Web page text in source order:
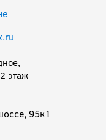
этаж
95к1